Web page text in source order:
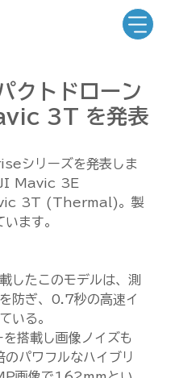
クトドローン
3T を発表
シリーズを発表しま
Mavic 3E
3T (Thermal)。製
ます。
したこのモデルは、測
防ぎ、0.7秒の高速イ
いる。
搭載し画像ノイズも
パワフルなハイブリ